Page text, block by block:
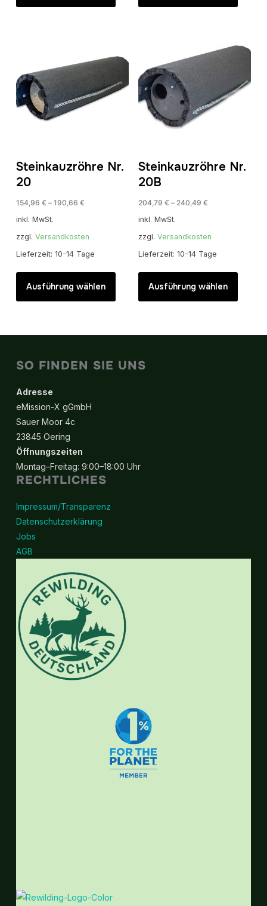
weist
Optionen
können
werden
weist
auf.
können
werden
Steinkauzröhre Nr.
20
154,96 € – 190,66 €
inkl. MwSt.
zzgl. Versandkosten
Lieferzeit: 10-14 Tage
Ausführung wählen
Dieses
weist
Die
werden
Steinkauzröhre Nr.
20B
204,79 € – 240,49 €
inkl. MwSt.
zzgl. Versandkosten
Lieferzeit: 10-14 Tage
Ausführung wählen
Dieses
weist
SO FINDEN SIE UNS
Adresse
eMission-X gGmbH
Sauer Moor 4c
23845 Oering
Öffnungszeiten
Montag–Freitag: 9:00–18:00 Uhr
RECHTLICHES
Impressum/Transparenz
Datenschutzerklärung
Jobs
AGB